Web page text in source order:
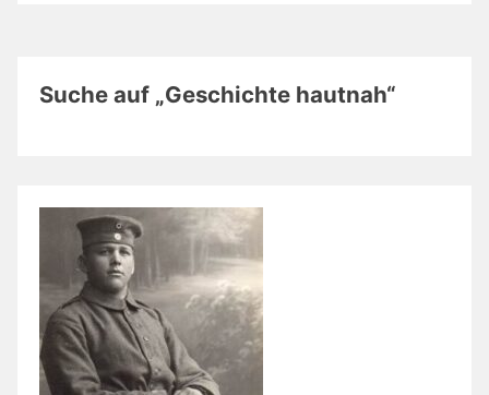
Suche auf „Geschichte hautnah“